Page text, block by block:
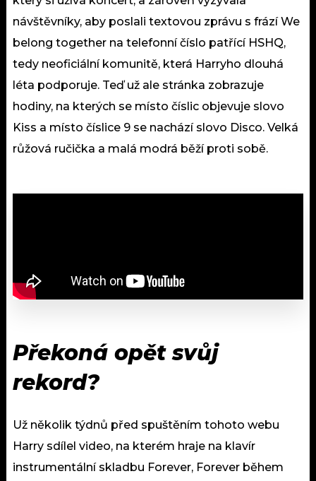
návštěvníky, aby poslali textovou zprávu s frází We
belong together na telefonní číslo patřící HSHQ,
tedy neoficiální komunitě, která Harryho dlouhá
léta podporuje. Teď už ale stránka zobrazuje
hodiny, na kterých se místo číslic objevuje slovo
Kiss a místo číslice 9 se nachází slovo Disco. Velká
růžová ručička a malá modrá běží proti sobě.
Překoná opět svůj
rekord?
Už několik týdnů před spuštěním tohoto webu
Harry sdílel video, na kterém hraje na klavír
instrumentální skladbu Forever, Forever během